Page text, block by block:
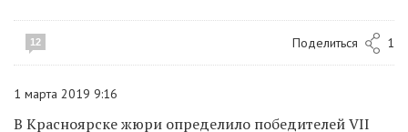
12 Поделиться 1
1 марта 2019 9:16
В Красноярске жюри определило победителей VII